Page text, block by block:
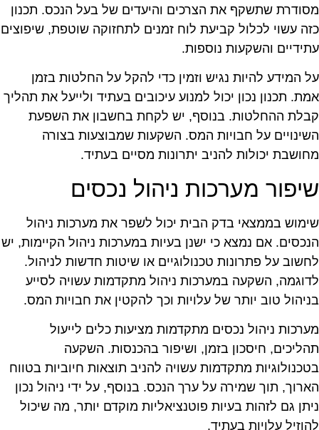
שתשקף את הצרכים והיעדים של בעל הנכס. תכנון
עשוי לכלול קביעת לוח זמנים לתחזוקה שוטפת, שיפוצים
והשקעות נוספות.
המידע להיות נגיש וזמין כדי להקל על החלטות בזמן
תכנון נכון יכול למנוע עיכובים בעתיד ולייעל את תהליך
ההחלטות. בנוסף, יש לקחת בחשבון את השפעת
על חבויות המס. השקעות שמבוצעות בצורה
יכולות להניב יתרונות מסיים בעתיד.
מערכות ניהול נכסים
בממצאי בדק הבית יכול לשפר את מערכות ניהול
אם נמצא כי ישנן בעיות במערכות ניהול הקיימות, יש
על פתרונות טכנולוגיים או שיטות חדשות לניהול.
השקעה במערכות ניהול מתקדמות עשויה לסייע
טוב יותר של עלויות וכך להקטין את חבויות המס.
ניהול נכסים מתקדמות מציעות כלים לייעול
חיסכון בזמן, ושיפור בהכנסות. השקעה
מתקדמות עשויה להניב תוצאות חיוביות בטווח
תוך שמירה על ערך הנכס. בנוסף, על ידי ניהול נכון
גם לזהות בעיות פוטנציאליות מוקדם יותר, מה שיכול
עלויות בעתיד.